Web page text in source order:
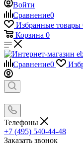
Войти
Сравнение0
Избранные товары
Корзина 0
Сравнение0
Телефоны
+7 (495) 540-44-48
Заказать звонок